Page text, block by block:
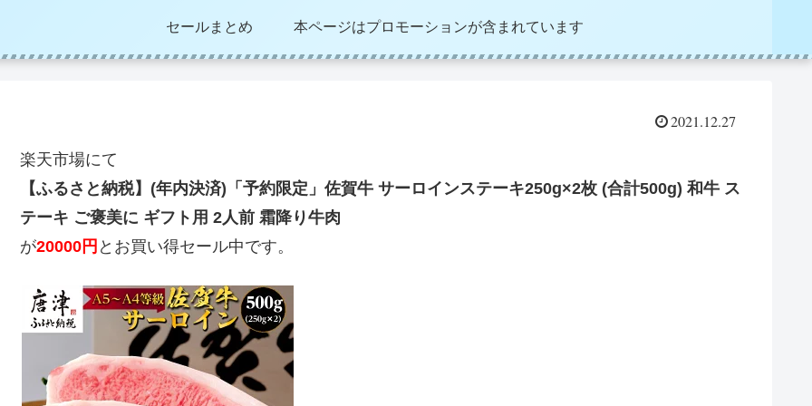
セールまとめ 本ページはプロモーションが含まれています
2021.12.27
楽天市場にて
【ふるさと納税】(年内決済)「予約限定」佐賀牛 サーロインステーキ250g×2枚 (合計500g) 和牛 ス
テーキ ご褒美に ギフト用 2人前 霜降り牛肉
が20000円 とお買い得セール中です。